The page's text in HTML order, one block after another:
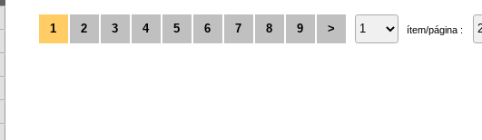
1 2 3 4 5 6 7 8 9 > ítem/página :